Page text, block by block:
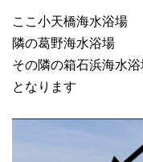
ここ小天橋海水浴場
隣の葛野海水浴場
その隣の箱石浜海水
となります